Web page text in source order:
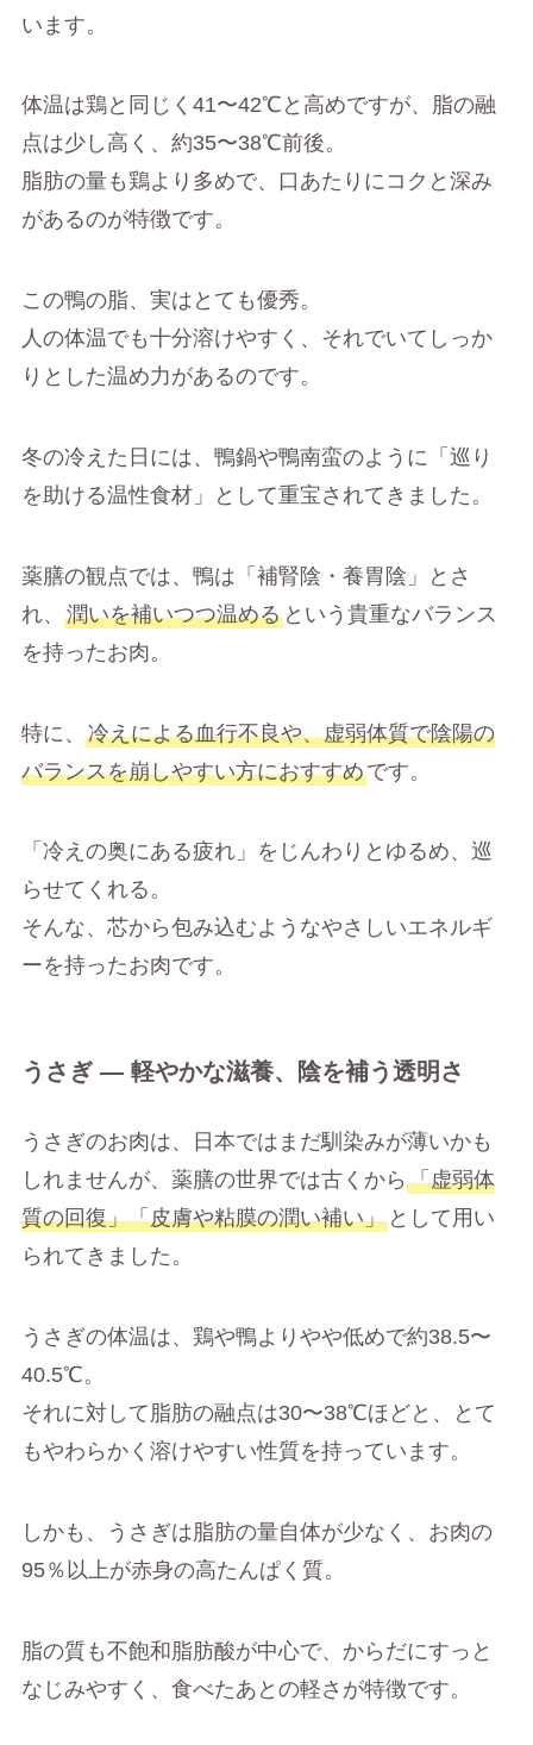
います。
体温は鶏と同じく41〜42℃と高めですが、脂の融
点は少し高く、約35〜38℃前後。
脂肪の量も鶏より多めで、口あたりにコクと深み
があるのが特徴です。
この鴨の脂、実はとても優秀。
人の体温でも十分溶けやすく、それでいてしっか
りとした温め力があるのです。
冬の冷えた日には、鴨鍋や鴨南蛮のように「巡り
を助ける温性食材」として重宝されてきました。
薬膳の観点では、鴨は「補腎陰・養胃陰」とさ
れ、 潤いを補いつつ温めるという貴重なバランス
を持ったお肉。
特に、 冷えによる血行不良や、虚弱体質で陰陽の
バランスを崩しやすい方におすすめです。
「冷えの奥にある疲れ」をじんわりとゆるめ、巡
らせてくれる。
そんな、芯から包み込むようなやさしいエネルギ
ーを持ったお肉です。
うさぎ ― 軽やかな滋養、陰を補う透明さ
うさぎのお肉は、日本ではまだ馴染みが薄いかも
しれませんが、薬膳の世界では古くから 「虚弱体
質の回復」「皮膚や粘膜の潤い補い」として用い
られてきました。
うさぎの体温は、鶏や鴨よりやや低めで約38.5〜
40.5℃。
それに対して脂肪の融点は30〜38℃ほどと、とて
もやわらかく溶けやすい性質を持っています。
しかも、うさぎは脂肪の量自体が少なく、お肉の
95％以上が赤身の高たんぱく質。
脂の質も不飽和脂肪酸が中心で、からだにすっと
なじみやすく、食べたあとの軽さが特徴です。